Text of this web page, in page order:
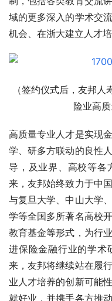
域的更多深入的学术交
机会、在浙大建立人才
（签约仪式后，友邦
险业高质
高质量专业人才是实现
学、研多方联动的良性
导，及业界、高校等各
来，友邦始终致力于中
与复旦大学、中山大学
学等全国多所著名高校
教育基金等形式，为行
进保险金融行业的学术
来，友邦将继续站在履
业人才培养的创新可能
就好业，并携手各方推